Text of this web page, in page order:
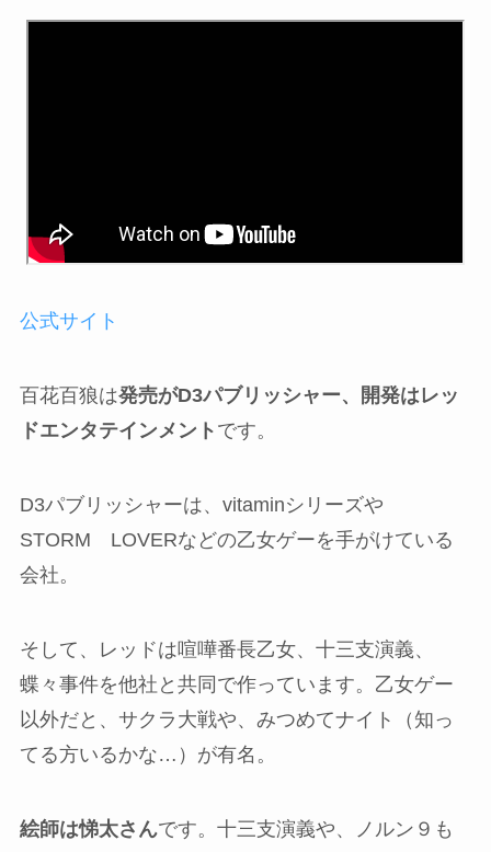
公式サイト
百花百狼は発売がD3パブリッシャー、開発はレッ
ドエンタテインメント です。
D3パブリッシャーは、vitaminシリーズや
STORM LOVERなどの乙女ゲーを手がけている
会社。
そして、レッドは喧嘩番長乙女、十三支演義、
蝶々事件を他社と共同で作っています。乙女ゲー
以外だと、サクラ大戦や、みつめてナイト（知っ
てる方いるかな…）が有名。
絵師は悌太さんです。十三支演義や、ノルン９も